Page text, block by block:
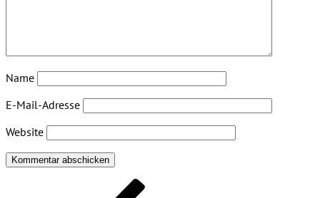
Name
E-Mail-Adresse
Website